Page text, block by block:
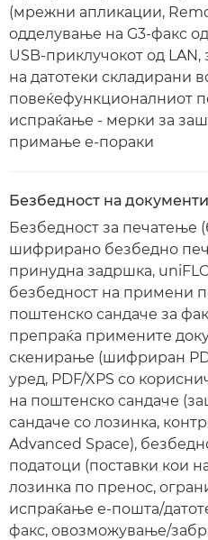
(мрежни апликации,
одделување на G3-факс
USB-приклучокот од
на датотеки складирани
повеќефункционалниот
испраќање - мерки за
примање е-пораки
Безбедност на
Безбедност за печатење
шифрирано безбедно
принудна задршка,
безбедност на примени
поштенско сандаче за
препраќа примените
скенирање (шифриран
уред, PDF/XPS со
на поштенско сандаче
сандаче со лозинка,
Advanced Space),
податоци (поставки кои
лозинка по пренос,
испраќање е-пошта/
факс, овозможување/